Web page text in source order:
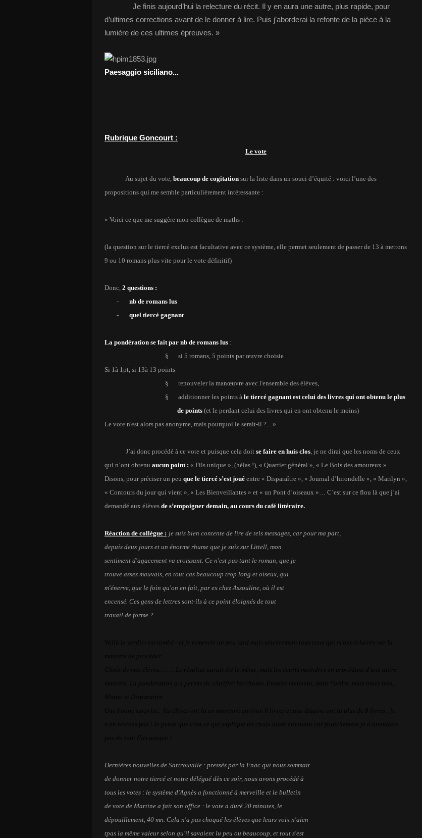
Je finis aujourd’hui la relecture du récit. Il y en aura une autre, plus rapide, pour
d’ultimes corrections avant de le donner à lire. Puis j’aborderai la refonte de la pièce à la
lumière de ces ultimes épreuves. »
Paesaggio siciliano...
Rubrique Goncourt :
Le vote
Au sujet du vote, beaucoup de cogitation sur la liste dans un souci d’équité : voici l’une des
propositions qui me semble particulièrement intéressante :
« Voici ce que me suggère mon collègue de maths :
(la question sur le tiercé exclus est facultative avec ce système, elle permet seulement de passer de 13 à mettons
9 ou 10 romans plus vite pour le vote définitif)
Donc, 2 questions :
-
nb de romans lus
-
quel tiercé gagnant
La pondération se fait par nb de romans lus :
§
si 5 romans, 5 points par œuvre choisie
Si 1à 1pt, si 13à 13 points
§
renouveler la manœuvre avec l'ensemble des élèves,
§
additionner les points à le tiercé gagnant est celui des livres qui ont obtenu le plus
de points (et le perdant celui des livres qui en ont obtenu le moins)
Le vote n'est alors pas anonyme, mais pourquoi le serait-il ?... »
J’ai donc procédé à ce vote et puisque cela doit se faire en huis clos, je ne dirai que les noms de ceux
qui n’ont obtenu aucun point : « Fils unique », (hélas !), « Quartier général », « Le Bois des amoureux »…
Disons, pour préciser un peu que le tiercé s’est joué entre « Disparaître », « Journal d’hirondelle », « Marilyn »,
« Contours du jour qui vient », « Les Bienveillantes » et « un Pont d’oiseaux »… C’est sur ce flou là que j’ai
demandé aux élèves de s’empoigner demain, au cours du café littéraire.
Réaction de collègue : je suis bien contente de lire de tels messages, car pour ma part,
depuis deux jours et un énorme rhume que je suis sur Littell, mon
sentiment d'agacement va croissant. Ce n'est pas tant le roman, que je
trouve assez mauvais, en tout cas beaucoup trop long et oiseux, qui
m'énerve, que le foin qu'on en fait, par ex chez Assouline, où il est
encensé. Ces gens de lettres sont-ils à ce point éloignés de tout
travail de forme ?
Dernières nouvelles de Sartrouville : pressés par la Fnac qui nous sommait
de donner notre tiercé et notre délégué dès ce soir, nous avons procédé à
tous les votes : le système d'Agnès a fonctionné à merveille et le bulletin
de vote de Martine a fait son office : le vote a duré 20 minutes, le
dépouillement, 40 mn. Cela n'a pas choqué les élèves que leurs voix n'aien
tpas la même valeur selon qu'il savaient lu peu ou beaucoup, et tout s'est